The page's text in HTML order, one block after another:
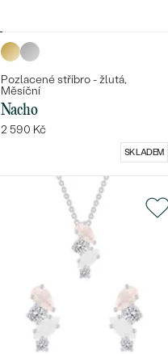
Pozlacené stříbro - žlutá,
Měsíční
Nacho
2 590 Kč
SKLADEM